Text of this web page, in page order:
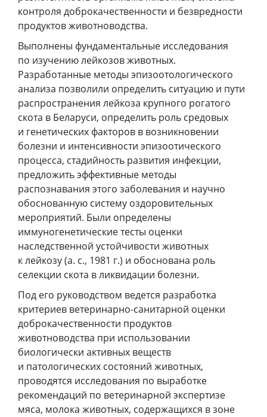
контроля доброкачественности и безвредности
продуктов животноводства.
Выполнены фундаментальные исследования
по изучению лейкозов животных.
Разработанные методы эпизоотологического
анализа позволили определить ситуацию и пути
распространения лейкоза крупного рогатого
скота в Беларуси, определить роль средовых
и генетических факторов в возникновении
болезни и интенсивности эпизоотического
процесса, стадийность развития инфекции,
предложить эффективные методы
распознавания этого заболевания и научно
обоснованную систему оздоровительных
мероприятий. Были определены
иммуногенетические тесты оценки
наследственной устойчивости животных
к лейкозу (а. с., 1981 г.) и обоснована роль
селекции скота в ликвидации болезни.
Под его руководством ведется разработка
критериев ветеринарно-санитарной оценки
доброкачественности продуктов
животноводства при использовании
биологически активных веществ
и патологических состояний животных,
проводятся исследования по выработке
рекомендаций по ветеринарной экспертизе
мяса, молока животных, содержащихся в зоне